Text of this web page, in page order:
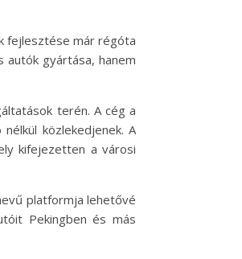
fejlesztése már régóta
autók gyártása, hanem
terén. A cég a
közlekedjenek. A
kifejezetten a városi
platformja lehetővé
Pekingben és más